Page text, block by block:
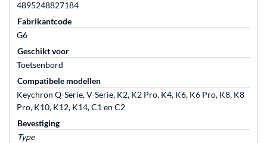
4895248827184
Fabrikantcode
G6
Geschikt voor
Toetsenbord
Compatibele modellen
Keychron Q-Serie, V-Serie, K2, K2 Pro, K4, K6, K6 Pro, K8, K8
Pro, K10, K12, K14, C1 en C2
Bevestiging
Type